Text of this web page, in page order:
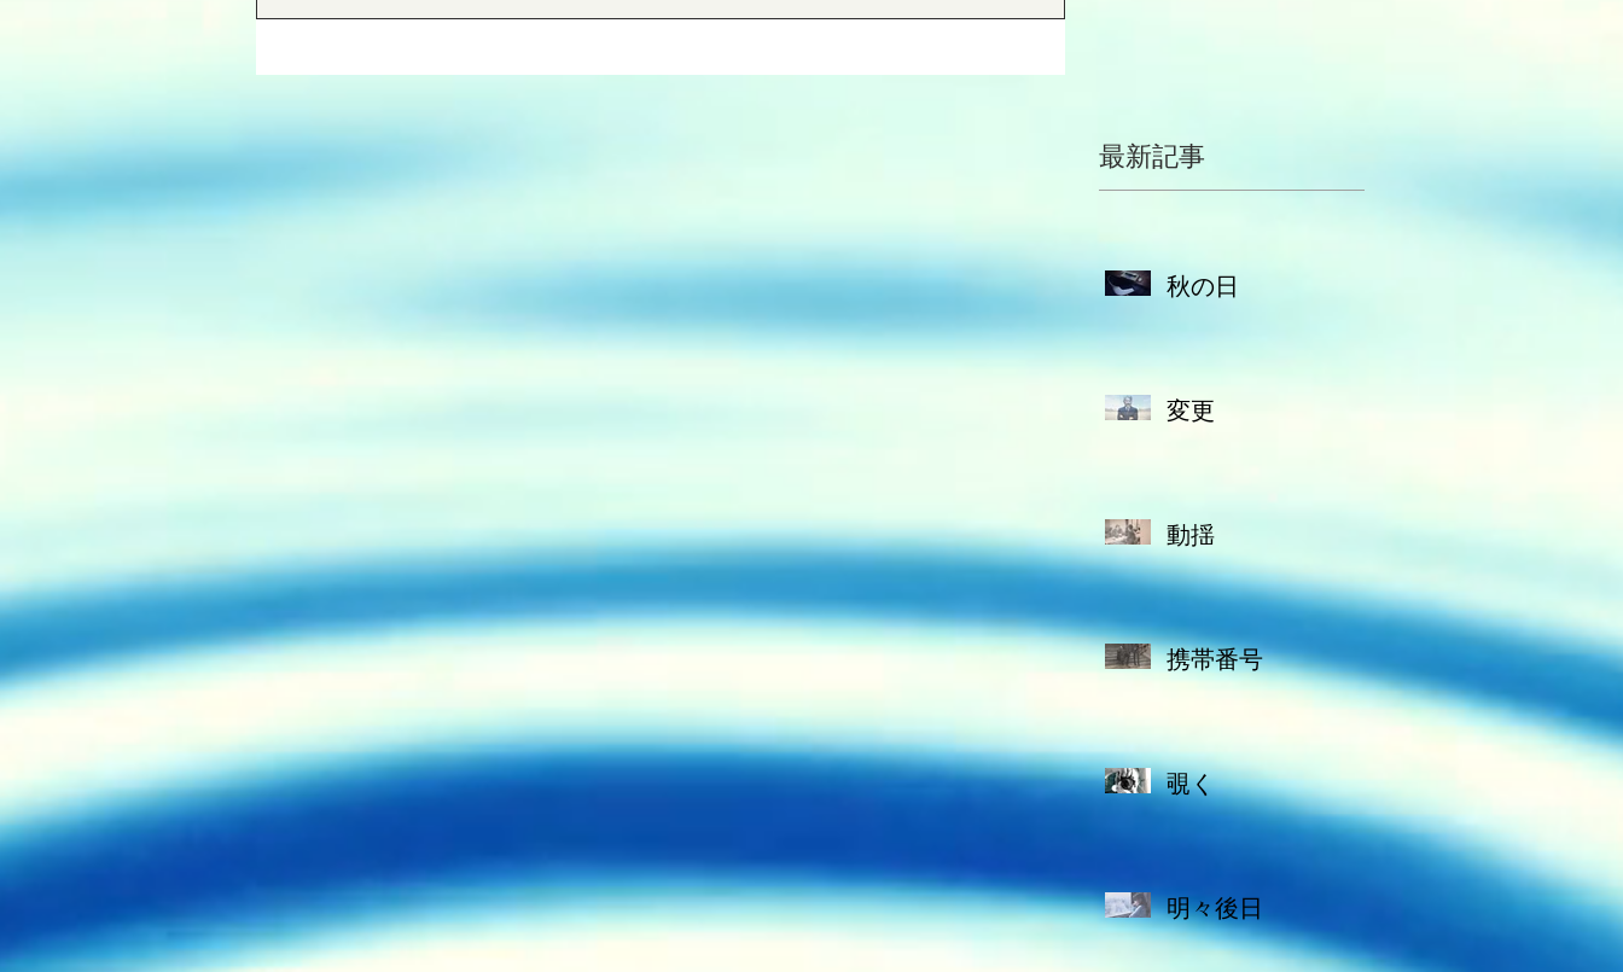
最新記事
秋の日
変更
動揺
携帯番号
覗く
明々後日